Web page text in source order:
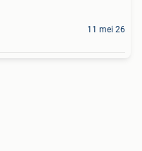
11 mei 26